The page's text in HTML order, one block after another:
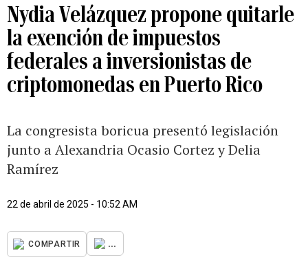
Nydia Velázquez propone quitarle
la exención de impuestos
federales a inversionistas de
criptomonedas en Puerto Rico
La congresista boricua presentó legislación
junto a Alexandria Ocasio Cortez y Delia
Ramírez
22 de abril de 2025 - 10:52 AM
COMPARTIR ...